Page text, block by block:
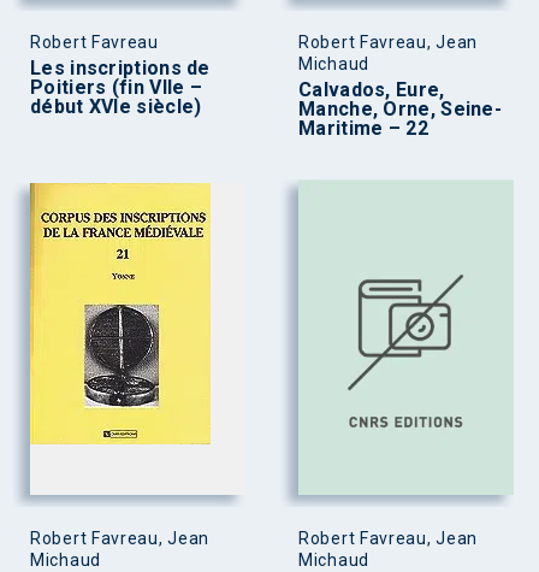
Robert Favreau
Les inscriptions de
Poitiers (fin VIIe –
début XVIe siècle)
Robert Favreau, Jean
Michaud
Calvados, Eure,
Manche, Orne, Seine-
Maritime – 22
Robert Favreau, Jean
Michaud
Robert Favreau, Jean
Michaud